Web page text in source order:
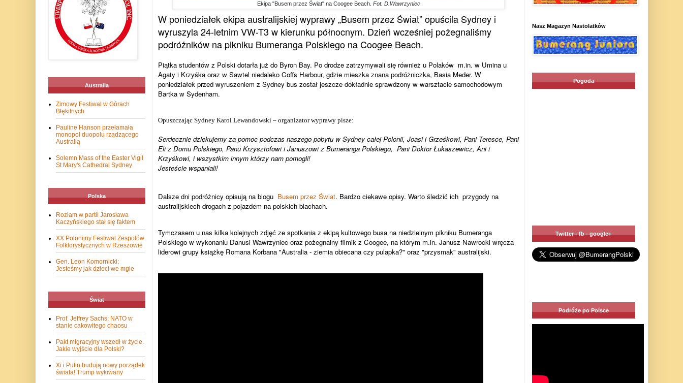
Ekipa "Busem przez Świat" na Coogee Beach. Fot. D.Wawrzyniec
W poniedziałek ekipa australijskiej wyprawy „Busem przez Świat” opuścila Sydney i
wyruszyla 24-letnim VW-T3 w kierunku północnym. Dzień wcześniej pożegnaliśmy
podróżników na pikniku Bumeranga Polskiego na Coogee Beach.
Piątka studentów z Polski dotarła już do Byron Bay. Po drodze zatrzymywali się również u Polaków m.in. w Umina u
Agaty i Krzyśka oraz w Sawtel niedaleko Coffs Harbour, gdzie mieszka znana podróżniczka, Basia Meder. W
poniedziałek przed wyruszeniem z Sydney bus został jeszcze dokładnie sprawdzony w warsztacie samochodowym
Bartka w Sydenham.
Opuszczając Sydney Karol Lewandowski – organizator wyprawy pisze:
Serdecznie dziękujemy za pomoc podczas naszego pobytu w Sydney całej Polonii, Joasi i Grześkowi, Pani Teresce, Pani
Eli z Domu Polskiego, Panu Krzysztofowi i Januszowi z Bumeranga Polskiego, Pani Doktor Łukaszewicz, Ani i
Krzyśkowi, i wszystkim innym którzy nam pomogli!
Jesteście wspaniali!
Dalsze dni podróżnicy opisują na blogu Busem przez Świat. Bardzo ciekawe opisy. Warto śledzić ich przygody na
australijskiech drogach z pojazdem na polskich blachach.
Tymczasem u nas kilka kolejnych zdjęć ze spotkania z ekipą kultowego busa na niedzielnym pikniku Bumeranga
Polskiego w wykonaniu Danusi Wawrzyniec oraz pożegnalny filmik z Coogee, na którym m.in. Janusz Nawrocki wręcza
liderowi grupy książkę Romana Korbana "Australia - ziemia obiecana czy pulapka?" oraz "przysmak" australijski.
Australia
Zimowy Festiwal w Górach
Błękitnych
Pauline Hanson przełamała
monopol duopolu rządzącego
Australią
Solemn Mass of the Easter Vigil
St Mary's Cathedral Sydney
Polska
Rozłam w partii Jarosława
Kaczyńskiego stał się faktem
XX Polonijny Festiwal Zespołów
Folklorystycznych w Rzeszowie
Gen. Leon Komornicki:
Jesteśmy jak dzieci we mgle
Świat
Prof. Jeffrey Sachs: NATO w
stanie cakowitego chaosu
Pakt migracyjny wszedł w życie.
Jakie wyjście dla Polski?
Xi i Putin budują nowy porządek
świata! Trump wykiwany
Nasz Magazyn Nastolatków
Pogoda
Twitter - fb - google+
Podróże po Polsce